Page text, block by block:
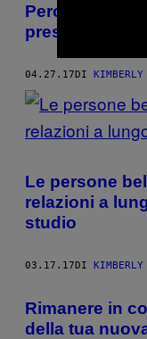
Perché
preservativo
04.27.17DI KIMBERLY
Le persone
relazioni a
studio
03.17.17DI KIMBERLY
Rimanere in
della tua